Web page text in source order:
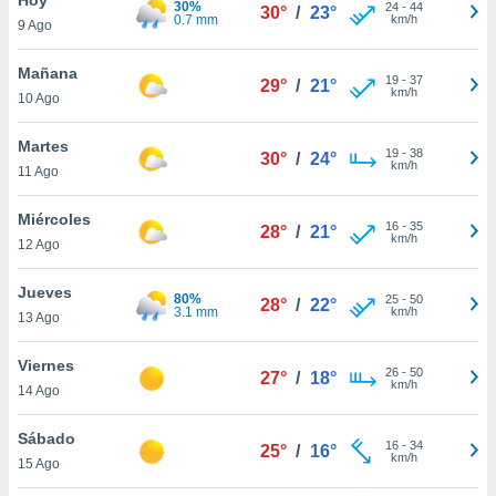
y
en
más
de
9 Ago
30%
0.7 mm
30° / 23° 24- 44
km/h
Mañana
10 Ago
29° / 21° 19- 37
km/h
Martes
11 Ago
30° / 24° 19- 38
km/h
Miércoles
12 Ago
28° / 21° 16- 35
km/h
Jueves
13 Ago
80%
3.1 mm
28° / 22° 25- 50
km/h
Viernes
14 Ago
27° / 18° 26- 50
km/h
Sábado
15 Ago
25° / 16° 16- 34
km/h